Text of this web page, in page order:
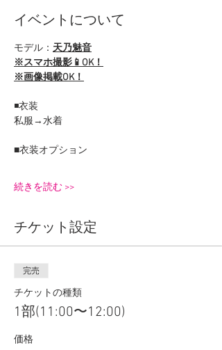
イベントについて
モデル： 天乃魅音
※スマホ撮影📱OK！
※画像掲載OK！
◾️衣装
私服→水着
■衣装オプション
続きを読む >>
チケット設定
完売
チケットの種類
1部(11:00〜12:00)
価格